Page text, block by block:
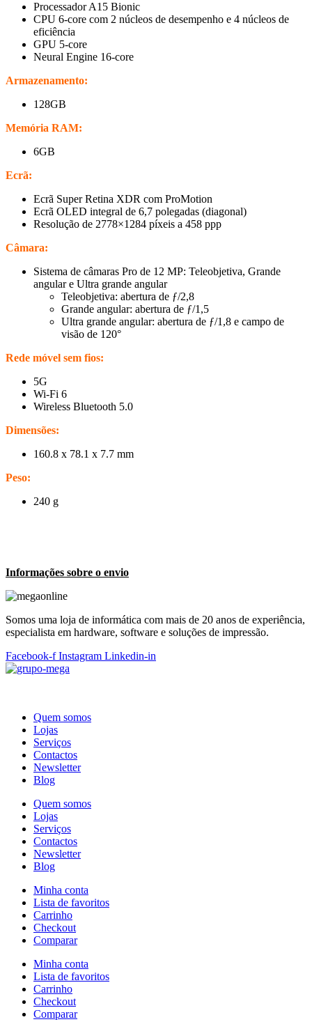
Processador A15 Bionic
CPU 6-core com 2 núcleos de desempenho e 4 núcleos de
eficiência
GPU 5-core
Neural Engine 16-core
Armazenamento:
128GB
Memória RAM:
6GB
Ecrã:
Ecrã Super Retina XDR com ProMotion
Ecrã OLED integral de 6,7 polegadas (diagonal)
Resolução de 2778×1284 píxeis a 458 ppp
Câmara:
Sistema de câmaras Pro de 12 MP: Teleobjetiva, Grande
angular e Ultra grande angular
Teleobjetiva: abertura de ƒ/2,8
Grande angular: abertura de ƒ/1,5
Ultra grande angular: abertura de ƒ/1,8 e campo de
visão de 120°
Rede móvel sem fios:
5G
Wi-Fi 6
Wireless Bluetooth 5.0
Dimensões:
160.8 x 78.1 x 7.7 mm
Peso:
240 g
Informações sobre o envio
Somos uma loja de informática com mais de 20 anos de experiência,
especialista em hardware, software e soluções de impressão.
Facebook-f Instagram Linkedin-in
Quem somos
Lojas
Serviços
Contactos
Newsletter
Blog
Quem somos
Lojas
Serviços
Contactos
Newsletter
Blog
Minha conta
Lista de favoritos
Carrinho
Checkout
Comparar
Minha conta
Lista de favoritos
Carrinho
Checkout
Comparar